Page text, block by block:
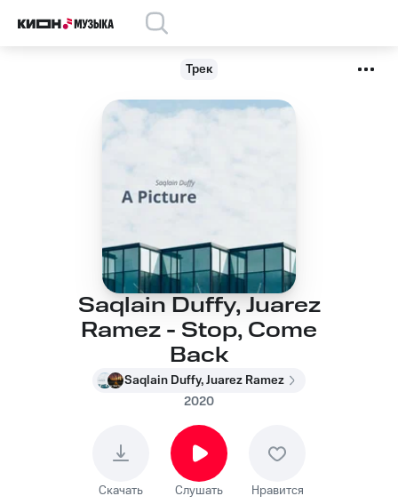
Трек
Saqlain Duffy, Juarez
Ramez - Stop, Come
Back
Saqlain Duffy, Juarez Ramez
2020
Скачать Слушать Нравится